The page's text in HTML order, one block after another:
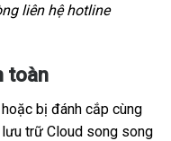
liên hệ hotline
toàn
bị đánh cắp cùng
trữ Cloud song song